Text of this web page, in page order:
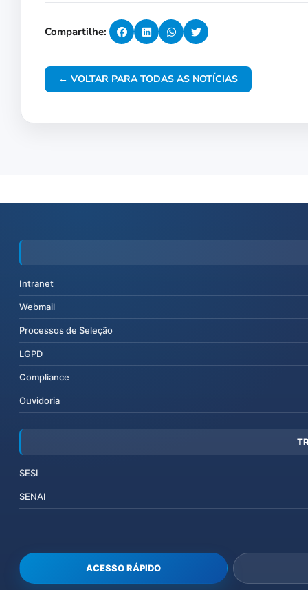
Compartilhe:
← VOLTAR PARA TODAS AS NOTÍCIAS
Intranet
Webmail
Processos de Seleção
LGPD
Compliance
Ouvidoria
SESI
SENAI
ACESSO RÁPIDO